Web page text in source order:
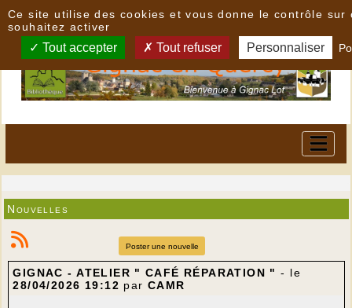
Nouvelles
Poster une nouvelle
GIGNAC - ATELIER " CAFÉ RÉPARATION " - le
28/04/2026 19:12 par CAMR
Ce site utilise des cookies et vous donne le contrôle sur
souhaitez activer
Tout accepter Tout refuser Personnaliser